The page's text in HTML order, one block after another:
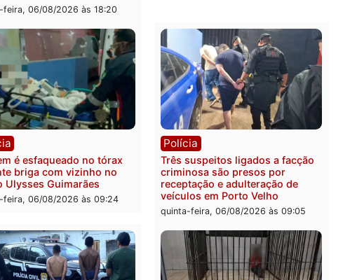
Política
Ministro Dias Tofolli , do TSE,
determina reabertura e
processamento da ação que
pode levar à perda do mandato
da prefeita de Pimenta Bueno
quinta-feira, 06/08/2026 às 18:20
Polícia
moto furtada e prendem
zona Leste
quinta-feira, 06/08/2026 às